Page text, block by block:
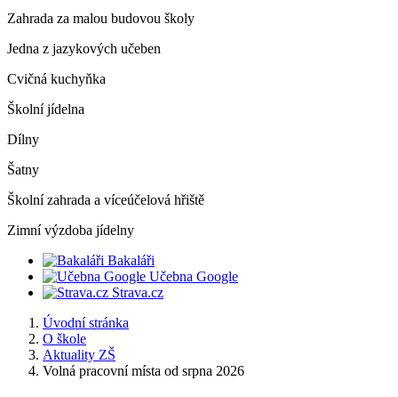
Zahrada za malou budovou školy
Jedna z jazykových učeben
Cvičná kuchyňka
Školní jídelna
Dílny
Šatny
Školní zahrada a víceúčelová hřiště
Zimní výzdoba jídelny
Bakaláři
Učebna Google
Strava.cz
Úvodní stránka
O škole
Aktuality ZŠ
Volná pracovní místa od srpna 2026